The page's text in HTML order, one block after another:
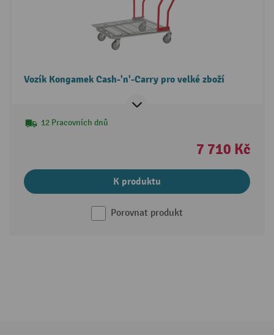
Vozík Kongamek Cash-'n'-Carry pro velké zboží
12 Pracovních dnů
7 710 Kč
K produktu
Porovnat produkt